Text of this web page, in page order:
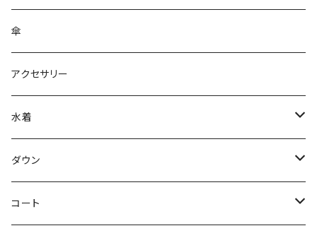
傘
アクセサリー
水着
～44/S
46/M
ダウン
～44/S
コート